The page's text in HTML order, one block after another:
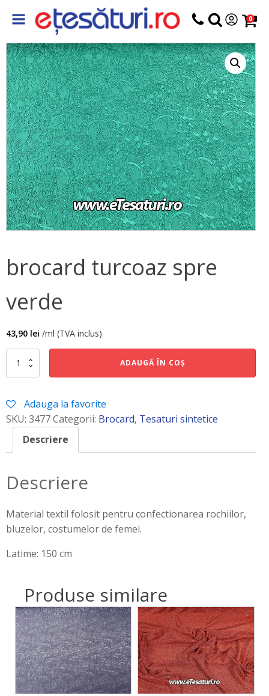
0
brocard turcoaz spre
verde
43,90 lei /ml (TVA inclus)
Cantitate
brocard
verde
ADAUGĂ ÎN COȘ
Adauga la favorite
SKU: 3477Categorii: Brocard, Tesaturi sintetice
Descriere
Descriere
Material textil folosit pentru confectionarea rochiilor,
bluzelor, costumelor de femei.
Latime: 150 cm
Produse similare